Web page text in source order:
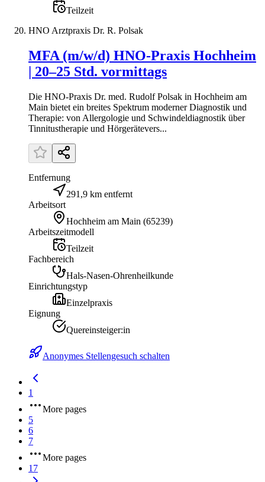
Teilzeit
HNO Arztpraxis Dr. R. Polsak
MFA (m/w/d) HNO-Praxis Hochheim
| 20–25 Std. vormittags
Die HNO-Praxis Dr. med. Rudolf Polsak in Hochheim am
Main bietet ein breites Spektrum moderner Diagnostik und
Therapie: von Allergologie und Schwindeldiagnostik über
Tinnitustherapie und Hörgerätevers...
Entfernung
291,9 km entfernt
Arbeitsort
Hochheim am Main (65239)
Arbeitszeitmodell
Teilzeit
Fachbereich
Hals-Nasen-Ohrenheilkunde
Einrichtungstyp
Einzelpraxis
Eignung
Quereinsteiger:in
Anonymes Stellengesuch schalten
1
More pages
5
6
7
More pages
17